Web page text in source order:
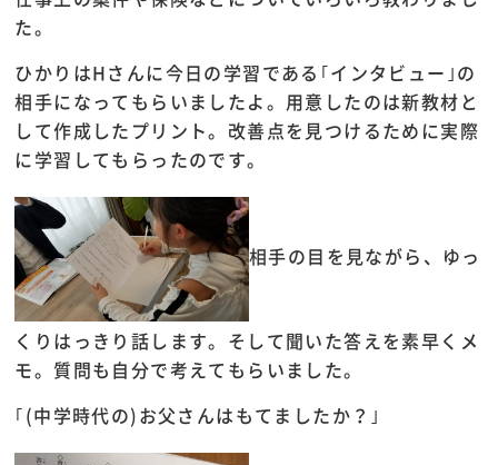
た。
ひかりはHさんに今日の学習である｢インタビュー｣の
相手になってもらいましたよ。用意したのは新教材と
して作成したプリント。改善点を見つけるために実際
に学習してもらったのです。
相手の目を見ながら、ゆっ
くりはっきり話します。そして聞いた答えを素早くメ
モ。質問も自分で考えてもらいました。
｢(中学時代の)お父さんはもてましたか？｣